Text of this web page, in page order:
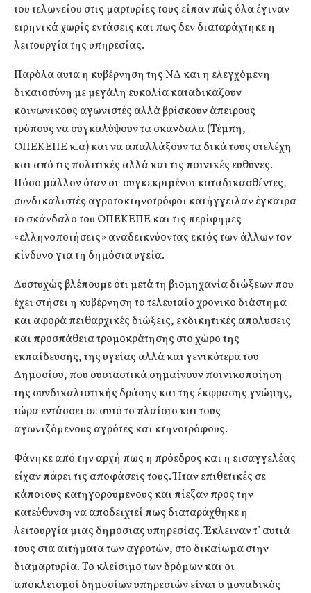
του τελωνείου στις μαρτυρίες τους είπαν πώς όλα έγιναν
ειρηνικά χωρίς εντάσεις και πως δεν διαταράχτηκε η
λειτουργία της υπηρεσίας.
Παρόλα αυτά η κυβέρνηση της ΝΔ και η ελεγχόμενη
δικαιοσύνη με μεγάλη ευκολία καταδικάζουν
κοινωνικούς αγωνιστές αλλά βρίσκουν άπειρους
τρόπους να συγκαλύψουν τα σκάνδαλα (Τέμπη,
ΟΠΕΚΕΠΕ κ.α) και να απαλλάξουν τα δικά τους στελέχη
και από τις πολιτικές αλλά και τις ποινικές ευθύνες.
Πόσο μάλλον όταν οι συγκεκριμένοι καταδικασθέντες,
συνδικαλιστές αγροτοκτηνοτρόφοι κατήγγειλαν έγκαιρα
το σκάνδαλο του ΟΠΕΚΕΠΕ και τις περίφημες
«ελληνοποιήσεις» αναδεικνύοντας εκτός των άλλων τον
κίνδυνο για τη δημόσια υγεία.
Δυστυχώς βλέπουμε ότι μετά τη βιομηχανία διώξεων που
έχει στήσει η κυβέρνηση το τελευταίο χρονικό διάστημα
και αφορά πειθαρχικές διώξεις, εκδικητικές απολύσεις
και προσπάθεια τρομοκράτησης στο χώρο της
εκπαίδευσης, της υγείας αλλά και γενικότερα του
Δημοσίου, που ουσιαστικά σημαίνουν ποινικοποίηση
της συνδικαλιστικής δράσης και της έκφρασης γνώμης,
τώρα εντάσσει σε αυτό το πλαίσιο και τους
αγωνιζόμενους αγρότες και κτηνοτρόφους.
Φάνηκε από την αρχή πως η πρόεδρος και η εισαγγελέας
είχαν πάρει τις αποφάσεις τους. Ήταν επιθετικές σε
κάποιους κατηγορούμενους και πίεζαν προς την
κατεύθυνση να αποδειχτεί πως διαταράχθηκε η
λειτουργία μιας δημόσιας υπηρεσίας. Έκλειναν τ’ αυτιά
τους στα αιτήματα των αγροτών, στο δικαίωμα στην
διαμαρτυρία. Το κλείσιμο των δρόμων και οι
αποκλεισμοί δημοσίων υπηρεσιών είναι ο μοναδικός